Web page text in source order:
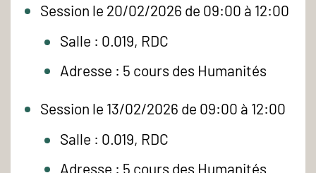
Session le 20/02/2026 de 09:00 à 12:00
Salle : 0.019, RDC
Adresse : 5 cours des Humanités
Session le 13/02/2026 de 09:00 à 12:00
Salle : 0.019, RDC
Adresse : 5 cours des Humanités